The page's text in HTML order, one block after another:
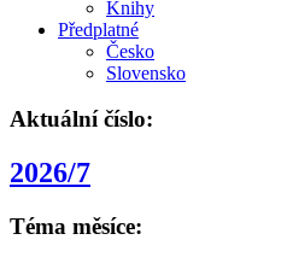
Knihy
Předplatné
Česko
Slovensko
Aktuální číslo:
2026/7
Téma měsíce: